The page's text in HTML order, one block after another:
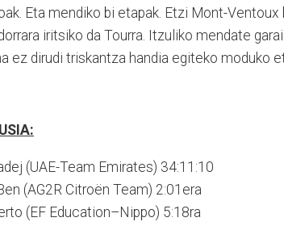
Eta mendiko bi etapak. Etzi Mont-Ventoux
iritsiko da Tourra. Itzuliko mendate
ez dirudi triskantza handia egiteko moduko
(UAE-Team Emirates) 34:11:10
(AG2R Citroën Team) 2:01era
(EF Education–Nippo) 5:18ra